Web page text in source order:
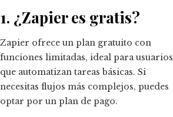
1. ¿Zapier es gratis?
Zapier ofrece un plan gratuito con
funciones limitadas, ideal para usuarios
que automatizan tareas básicas. Si
necesitas flujos más complejos, puedes
optar por un plan de pago.